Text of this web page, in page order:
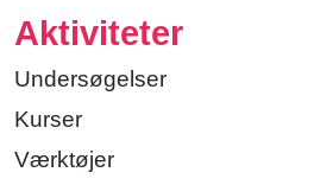
Aktiviteter
Undersøgelser
Kurser
Værktøjer